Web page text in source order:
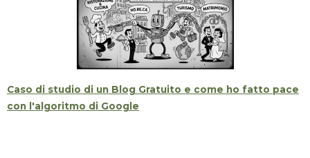
Caso di studio di un Blog Gratuito e come ho fatto pace
con l'algoritmo di Google